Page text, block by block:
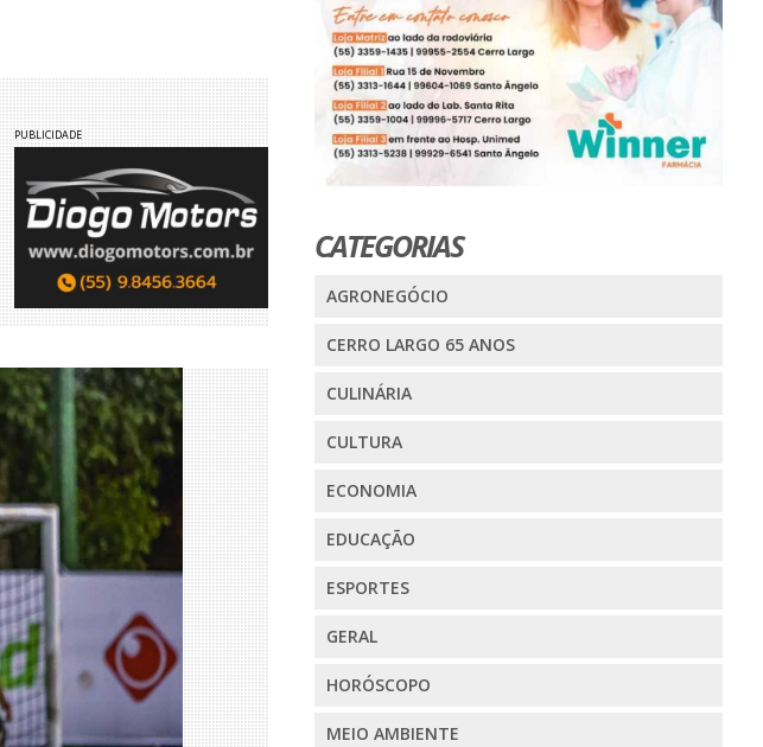
PUBLICIDADE
CATEGORIAS
AGRONEGÓCIO
CERRO LARGO 65 ANOS
CULINÁRIA
CULTURA
ECONOMIA
EDUCAÇÃO
ESPORTES
GERAL
HORÓSCOPO
MEIO AMBIENTE